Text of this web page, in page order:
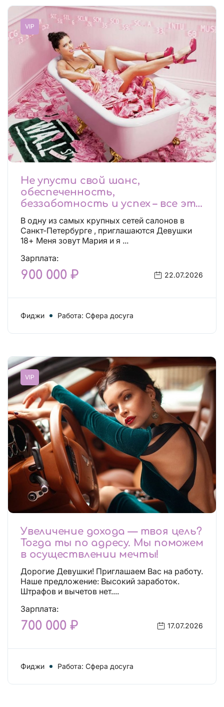
VIP
Не упусти свой шанс,
обеспеченность,
беззаботность и успех – все это
будет уже завтра, поспеши!
Лучшие условия!
В одну из самых крупных сетей салонов в
Санкт-Петербурге , приглашаются Девушки
18+ Меня зовут Мария и я ...
Зарплата:
900 000 ₽ 22.07.2026
Фиджи Работа: Сфера досуга
VIP
Увеличение дохода — твоя цель?
Тогда ты по адресу. Мы поможем
в осуществлении мечты!
Дорогие Девушки! Приглашаем Вас на работу.
Наше предложение: Высокий заработок.
Штрафов и вычетов нет....
Зарплата:
700 000 ₽ 17.07.2026
Фиджи Работа: Сфера досуга